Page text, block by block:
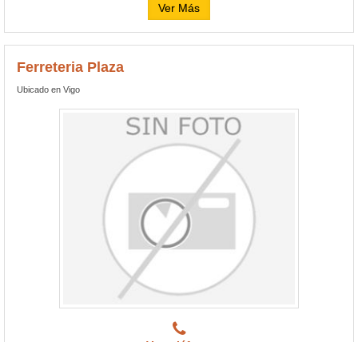
Ver Más
Ferreteria Plaza
Ubicado en Vigo